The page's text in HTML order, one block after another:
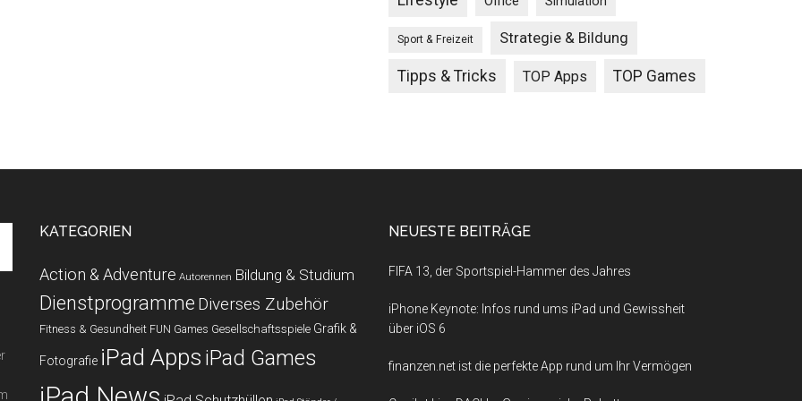
Sport & Freizeit Strategie & Bildung
Tipps & Tricks TOP Apps TOP Games
KATEGORIEN
Action & Adventure Autorennen Bildung & Studium
Dienstprogramme Diverses Zubehör
Fitness & Gesundheit FUN Games Gesellschaftsspiele Grafik &
Fotografie iPad Apps iPad Games
NEUESTE BEITRÄGE
FIFA 13, der Sportspiel-Hammer des Jahres
iPhone Keynote: Infos rund ums iPad und Gewissheit
über iOS 6
finanzen.net ist die perfekte App rund um Ihr Vermögen